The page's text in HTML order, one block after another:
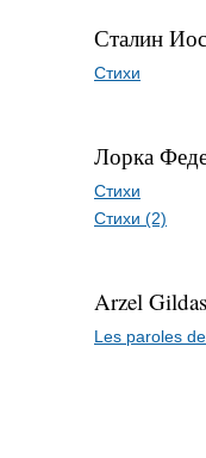
Сталин
Стихи
Лорка
Стихи
Стихи (2)
Arzel Gildas
Les paroles